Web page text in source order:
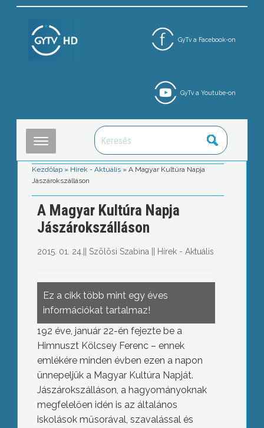
GyTv a Facebook-on
GyTv a Youtube-on
Kezdőlap » Hírek - Aktuális »A Magyar Kultúra Napja
Jászárokszálláson
A Magyar Kultúra Napja
Jászárokszálláson
2015. 01. 24. Szõlõsi Szabina Hírek - Aktuális
Ez a cikk több mint egy éves
információkat tartalmaz!
192 éve, január 22-én fejezte be a
Himnuszt Kölcsey Ferenc – ennek
emlékére minden évben ezen a napon
ünnepeljük a Magyar Kultúra Napját.
Jászárokszálláson, a hagyományoknak
megfelelően idén is az általános
iskolások műsorával, szavalással és